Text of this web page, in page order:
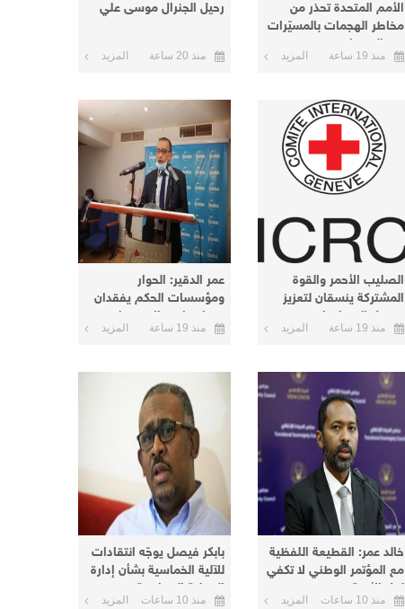
الأمم المتحدة تحذر من
مخاطر الهجمات بالمسيّرات
في السودان
منذ 19 ساعة المزيد
رحيل الجنرال موسى علي
منذ 20 ساعة المزيد
الصليب الأحمر والقوة
المشتركة ينسقان لتعزيز
وصول المساعدات
الإنسانية إلى دارفور
منذ 19 ساعة المزيد
عمر الدقير: الحوار
ومؤسسات الحكم يفقدان
معناهما مع الاستمرار في
الخيار العسكري
منذ 19 ساعة المزيد
​خالد عمر: القطيعة اللفظية
مع المؤتمر الوطني لا تكفي
لحل الأزمة
منذ 10 ساعات المزيد
بابكر فيصل يوجّه انتقادات
للآلية الخماسية بشأن إدارة
العملية السياسية
منذ 10 ساعات المزيد